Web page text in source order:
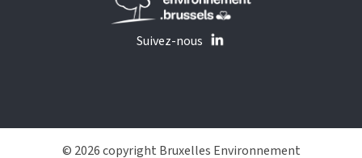
Suivez-nous
© 2026 copyright Bruxelles Environnement